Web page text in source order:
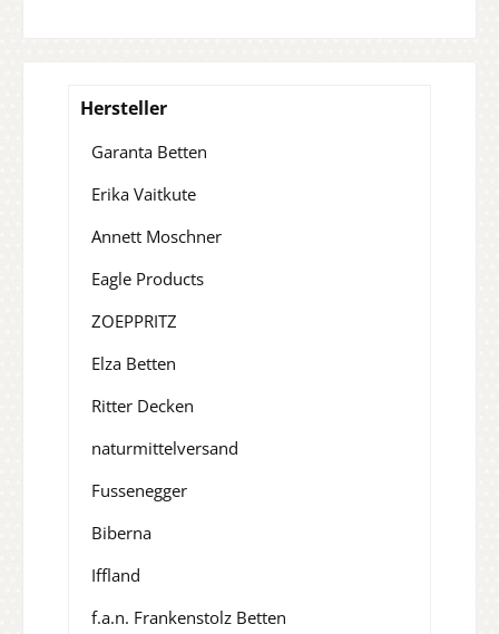
Hersteller
Garanta Betten
Erika Vaitkute
Annett Moschner
Eagle Products
ZOEPPRITZ
Elza Betten
Ritter Decken
naturmittelversand
Fussenegger
Biberna
Iffland
f.a.n. Frankenstolz Betten